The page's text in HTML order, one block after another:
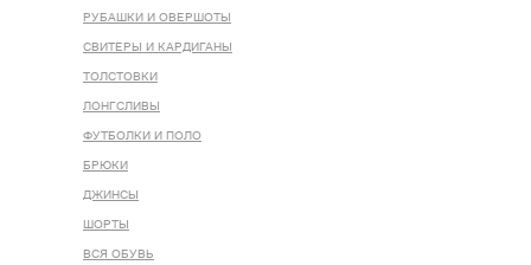
РУБАШКИ И ОВЕРШОТЫ
СВИТЕРЫ И КАРДИГАНЫ
ТОЛСТОВКИ
ЛОНГСЛИВЫ
ФУТБОЛКИ И ПОЛО
БРЮКИ
ДЖИНСЫ
ШОРТЫ
ВСЯ ОБУВЬ